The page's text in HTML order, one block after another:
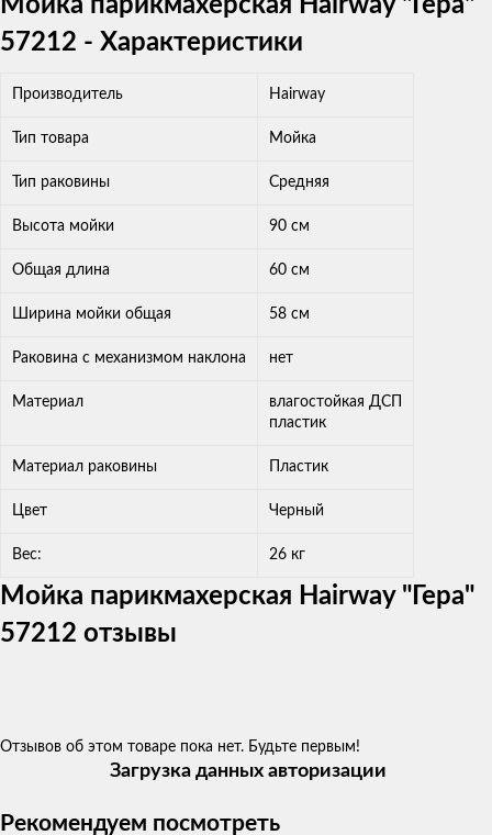
57212 - Характеристики
Производитель Hairway
Тип товара Мойка
Тип раковины Средняя
Высота мойки 90 см
Общая длина 60 см
Ширина мойки общая 58 см
Раковина с механизмом наклона нет
Материал
влагостойкая ДСП
пластик
Материал раковины Пластик
Цвет Черный
Вес: 26 кг
Мойка парикмахерская Hairway "Гера"
57212 отзывы
Отзывов об этом товаре пока нет. Будьте первым!
Загрузка данных авторизации
Рекомендуем посмотреть